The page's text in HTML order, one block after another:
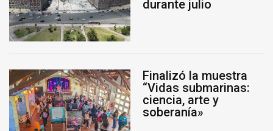
durante julio
Finalizó la muestra
“Vidas submarinas:
ciencia, arte y
soberanía»